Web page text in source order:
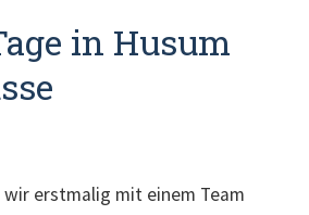
in Husum
erstmalig mit einem Team